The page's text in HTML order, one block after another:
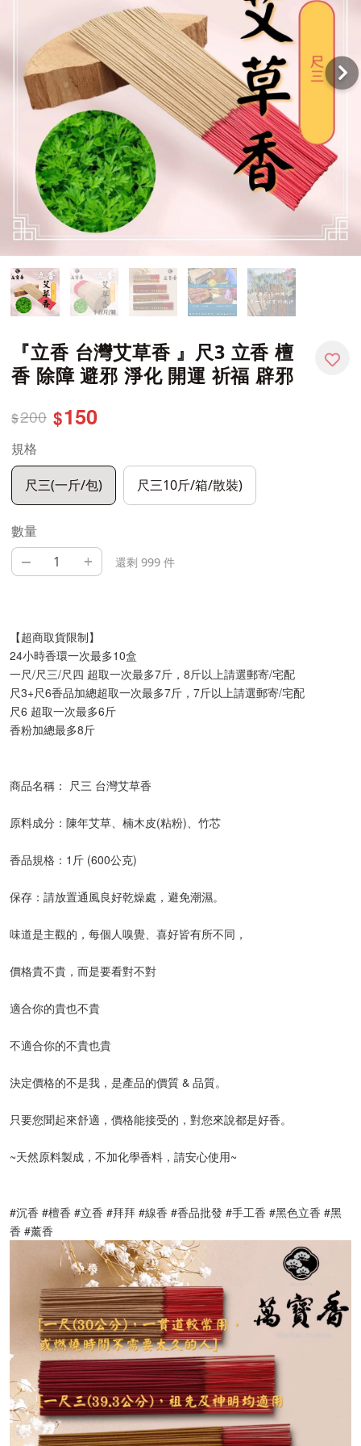
『立香 台灣艾草香 』尺3 立香 檀
香 除障 避邪 淨化 開運 祈福 辟邪
$200 $150
規格
尺三(一斤/包) 尺三10斤/箱/散裝)
數量
– + 還剩 999 件
【超商取貨限制】
24小時香環一次最多10盒
一尺/尺三/尺四 超取一次最多7斤，8斤以上請選郵寄/宅配
尺3+尺6香品加總超取一次最多7斤，7斤以上請選郵寄/宅配
尺6 超取一次最多6斤
香粉加總最多8斤
商品名稱： 尺三 台灣艾草香
原料成分：陳年艾草、楠木皮(粘粉)、竹芯
香品規格：1斤 (600公克)
保存：請放置通風良好乾燥處，避免潮濕。
味道是主觀的，每個人嗅覺、喜好皆有所不同，
價格貴不貴，而是要看對不對
適合你的貴也不貴
不適合你的不貴也貴
決定價格的不是我，是產品的價質 & 品質。
只要您聞起來舒適，價格能接受的，對您來說都是好香。
~天然原料製成，不加化學香料，請安心使用~
#沉香 #檀香 #立香 #拜拜 #線香 #香品批發 #手工香 #黑色立香 #黑
香 #薰香